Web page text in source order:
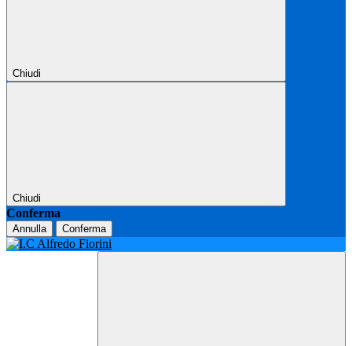
Chiudi
Chiudi
Conferma
Annulla Conferma